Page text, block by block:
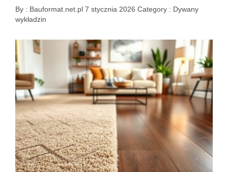
By : Bauformat.net.pl 7 stycznia 2026 Category : Dywany
wykładzin